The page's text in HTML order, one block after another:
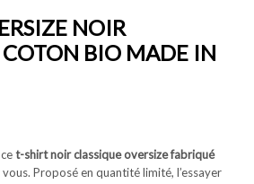
NOIR
COTON BIO MADE IN
t-shirt noir classique oversize fabriqué
Proposé en quantité limité, l’essayer